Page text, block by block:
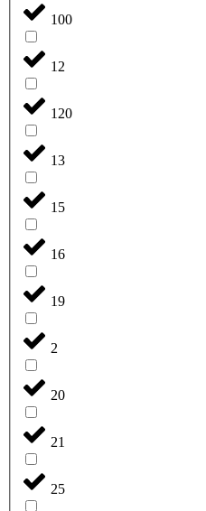
100
12
120
13
15
16
19
2
20
21
25